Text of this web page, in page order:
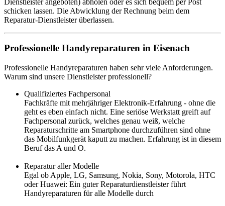
schicken lassen. Die Abwicklung der Rechnung beim dem
Reparatur-Dienstleister überlassen.
Professionelle Handyreparaturen in Eisenach
Professionelle Handyreparaturen haben sehr viele Anforderungen.
Warum sind unsere Dienstleister professionell?
Qualifiziertes Fachpersonal
Fachkräfte mit mehrjähriger Elektronik-Erfahrung - ohne die
geht es eben einfach nicht. Eine seriöse Werkstatt greift auf
Fachpersonal zurück, welches genau weiß, welche
Reparaturschritte am Smartphone durchzuführen sind ohne
das Mobilfunkgerät kaputt zu machen. Erfahrung ist in diesem
Beruf das A und O.
Reparatur aller Modelle
Egal ob Apple, LG, Samsung, Nokia, Sony, Motorola, HTC
oder Huawei: Ein guter Reparaturdienstleister führt
Handyreparaturen für alle Modelle durch